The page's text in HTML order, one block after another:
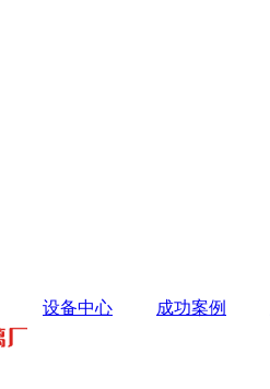
设备中心 成功案例